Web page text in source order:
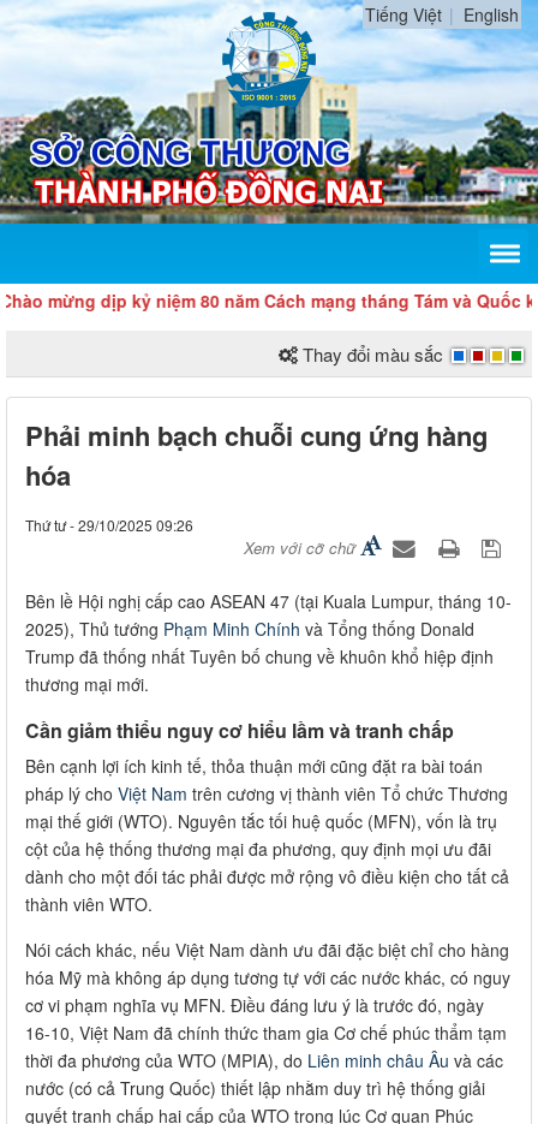
Tiếng Việt English
dịp kỷ niệm 80 năm Cách mạng tháng Tám và Quốc khánh
Thay đổi màu sắc
Phải minh bạch chuỗi cung ứng hàng
hóa
Thứ tư - 29/10/2025 09:26
Xem với cỡ chữ
Bên lề Hội nghị cấp cao ASEAN 47 (tại Kuala Lumpur, tháng 10-
2025), Thủ tướng Phạm Minh Chính và Tổng thống Donald
Trump đã thống nhất Tuyên bố chung về khuôn khổ hiệp định
thương mại mới.
Cần giảm thiểu nguy cơ hiểu lầm và tranh chấp
Bên cạnh lợi ích kinh tế, thỏa thuận mới cũng đặt ra bài toán
pháp lý cho Việt Nam trên cương vị thành viên Tổ chức Thương
mại thế giới (WTO). Nguyên tắc tối huệ quốc (MFN), vốn là trụ
cột của hệ thống thương mại đa phương, quy định mọi ưu đãi
dành cho một đối tác phải được mở rộng vô điều kiện cho tất cả
thành viên WTO.
Nói cách khác, nếu Việt Nam dành ưu đãi đặc biệt chỉ cho hàng
hóa Mỹ mà không áp dụng tương tự với các nước khác, có nguy
cơ vi phạm nghĩa vụ MFN. Điều đáng lưu ý là trước đó, ngày
16-10, Việt Nam đã chính thức tham gia Cơ chế phúc thẩm tạm
thời đa phương của WTO (MPIA), do Liên minh châu Âu và các
nước (có cả Trung Quốc) thiết lập nhằm duy trì hệ thống giải
quyết tranh chấp hai cấp của WTO trong lúc Cơ quan Phúc